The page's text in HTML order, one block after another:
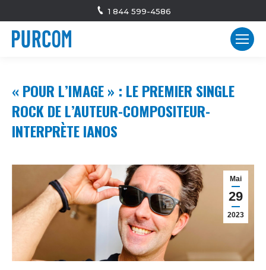
1 844 599-4586
« POUR L’IMAGE » : LE PREMIER SINGLE
ROCK DE L’AUTEUR-COMPOSITEUR-
INTERPRÈTE IANOS
Mai
29
2023